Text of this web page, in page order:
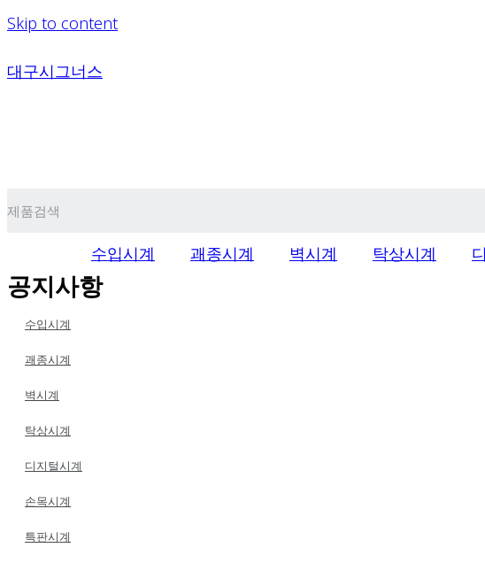
Skip to content
대구시그너스
수입시계 괘종시계 벽시계 탁상시계
공지사항
수입시계
괘종시계
벽시계
탁상시계
디지털시계
손목시계
특판시계